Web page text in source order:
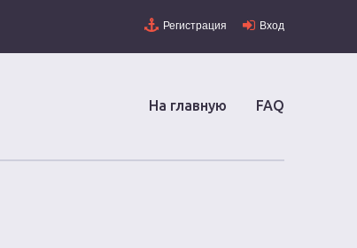
Регистрация Вход
На главную FAQ